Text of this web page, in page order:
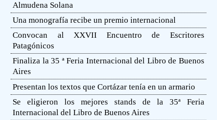
Almudena Solana
Una monografía recibe un premio internacional
Convocan al XXVII Encuentro de Escritores
Patagónicos
Finaliza la 35 ª Feria Internacional del Libro de Buenos
Aires
Presentan los textos que Cortázar tenía en un armario
Se eligieron los mejores stands de la 35ª Feria
Internacional del Libro de Buenos Aires